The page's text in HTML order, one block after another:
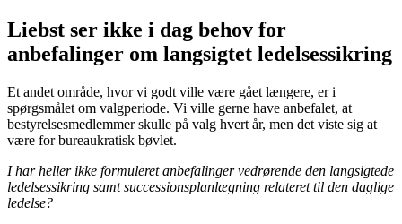
Liebst ser ikke i dag behov for
anbefalinger om langsigtet ledelsessikring
Et andet område, hvor vi godt ville være gået længere, er i
spørgsmålet om valgperiode. Vi ville gerne have anbefalet, at
bestyrelsesmed­lemmer skulle på valg hvert år, men det viste sig at
være for bureaukratisk bøvlet.
I har heller ikke formuleret anbefalinger ved­rørende den langsigtede
ledelsessikring samt successionsplanlægning relateret til den daglige
ledelse?